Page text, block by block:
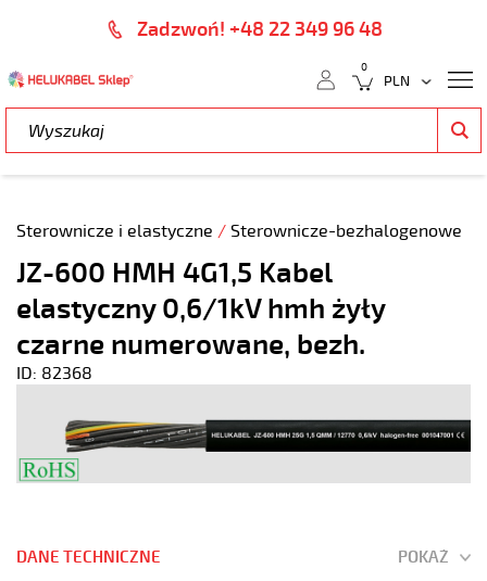
Zadzwoń! +48 22 349 96 48
0
Sterownicze i elastyczne / Sterownicze-bezhalogenowe
JZ-600 HMH 4G1,5 Kabel
elastyczny 0,6/1kV hmh żyły
czarne numerowane, bezh.
ID: 82368
DANE TECHNICZNE
POKAŻ